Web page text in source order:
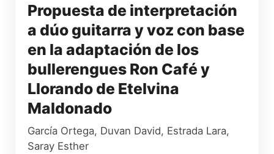
Propuesta de interpretación
a dúo guitarra y voz con base
en la adaptación de los
bullerengues Ron Café y
Llorando de Etelvina
Maldonado
García Ortega, Duvan David, Estrada Lara,
Saray Esther